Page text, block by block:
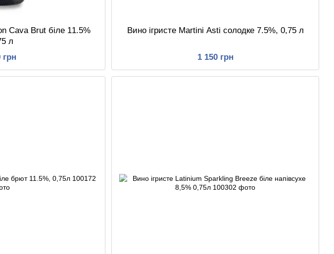
Cava Brut біле 11.5%
л
грн
Вино ігристе Martini Asti солодке 7.5%, 0,75 л
1 150 грн